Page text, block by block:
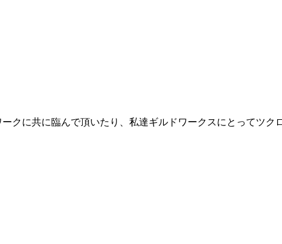
クに共に臨んで頂いたり、私達ギルドワークスにとってツク